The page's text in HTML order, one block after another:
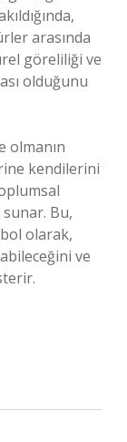
arasında
göreliliği ve
olduğunu
olmanın
kendilerini
Bu,
olarak,
ve